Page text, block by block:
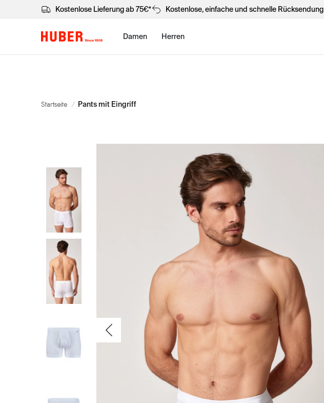
Kostenlose Lieferung ab 75€* Kostenlose, einfache und schnelle Rücksendung
Damen Herren
Startseite / Pants mit Eingriff